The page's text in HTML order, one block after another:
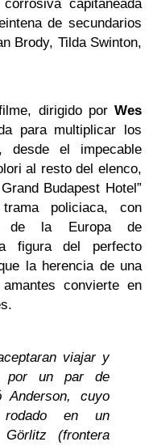
capitaneada
de secundarios
Brody, Tilda Swinton,
dirigido porWes
para multiplicar los
desde el impecable
al resto del elenco,
Budapest Hotel”
policiaca, con
de la Europa de
figura del perfecto
la herencia de una
convierte en
viajar y
por un par de
Anderson, cuyo
rodado en un
(frontera